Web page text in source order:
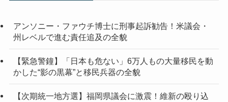
アンソニー・ファウチ博士に刑事起訴勧告！米議会・
州レベルで進む責任追及の全貌
【緊急警鐘】「日本も危ない」6万人もの大量移民を動
かした“影の黒幕”と移民兵器の全貌
【次期統一地方選】福岡県議会に激震！維新の殴り込